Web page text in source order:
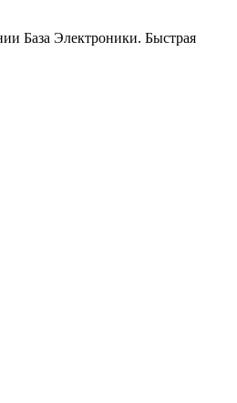
База Электроники. Быстрая